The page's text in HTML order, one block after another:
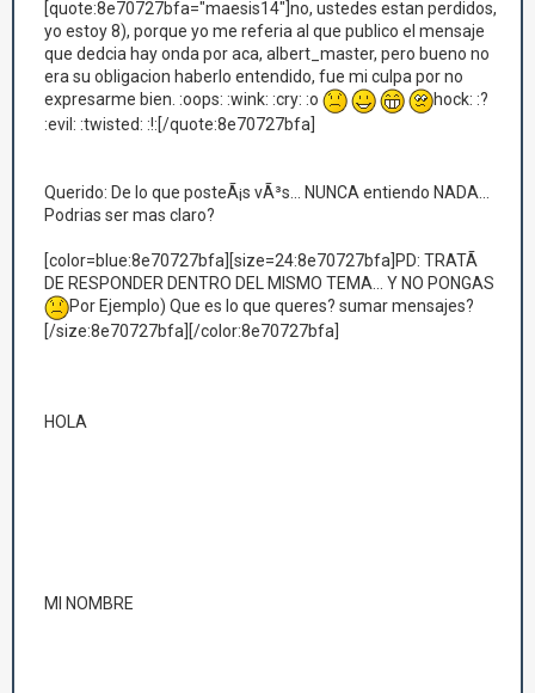
[quote:8e70727bfa="maesis14"]no, ustedes estan perdidos,
yo estoy 8), porque yo me referia al que publico el mensaje
que dedcia hay onda por aca, albert_master, pero bueno no
era su obligacion haberlo entendido, fue mi culpa por no
expresarme bien. :oops: :wink: :cry: :o
hock: :?
:evil: :twisted: :!:[/quote:8e70727bfa]
Querido: De lo que posteÃ¡s vÃ³s... NUNCA entiendo NADA...
Podrias ser mas claro?
[color=blue:8e70727bfa][size=24:8e70727bfa]PD: TRATÃ
DE RESPONDER DENTRO DEL MISMO TEMA... Y NO PONGAS
Por Ejemplo) Que es lo que queres? sumar mensajes?
[/size:8e70727bfa][/color:8e70727bfa]
HOLA
MI NOMBRE